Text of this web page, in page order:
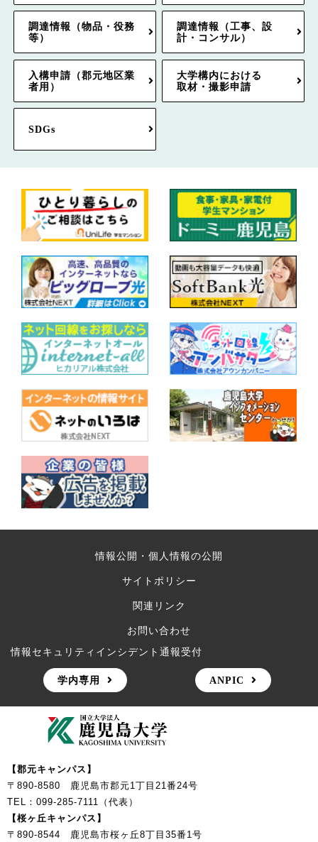
調達情報（物品・役務
等）
調達情報（工事、設
計・コンサル）
入構申請（郡元地区業
者用）
大学構内における
取材・撮影申請
SDGs
情報公開・個人情報の公開
サイトポリシー
関連リンク
お問い合わせ
情報セキュリティインシデント通報受付
学内専用 ANPIC
【郡元キャンパス】
〒890-8580 鹿児島市郡元1丁目21番24号
TEL：099-285-7111（代表）
【桜ヶ丘キャンパス】
〒890-8544 鹿児島市桜ヶ丘8丁目35番1号